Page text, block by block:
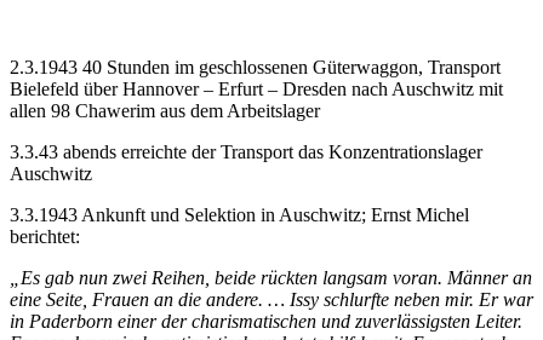
2.3.1943 40 Stunden im geschlossenen Güterwaggon, Transport
Bielefeld über Hannover – Erfurt – Dresden nach Auschwitz mit
allen 98 Chawerim aus dem Arbeitslager
3.3.43 abends erreichte der Transport das Konzentrationslager
Auschwitz
3.3.1943 Ankunft und Selektion in Auschwitz; Ernst Michel
berichtet:
„Es gab nun zwei Reihen, beide rückten langsam voran. Männer an
eine Seite, Frauen an die andere. … Issy schlurfte neben mir. Er war
in Paderborn einer der charismatischen und zuverlässigsten Leiter.